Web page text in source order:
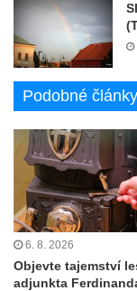
Podobné články
6. 8. 2026
Objevte tajemství
adjunkta